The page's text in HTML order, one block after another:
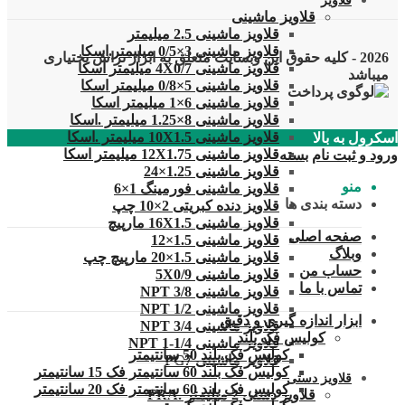
قلاویز ماشینی
قلاویز ماشینی 2.5 میلیمتر
قلاویز ماشینی 3×0/5 میلیمتر.اسکا
قلاویز ماشینی 4X0/7 میلیمتر اسکا
قلاویز ماشینی 5×0/8 میلیمتر اسکا
قلاویز ماشینی 6×1 میلیمتر اسکا
قلاویز ماشینی 8×1.25 میلیمتر .اسکا
قلاویز ماشینی 10X1.5 میلیمتر .اسکا
قلاویز ماشینی 12X1.75 میلیمتر اسکا
قلاویز ماشینی 1.25×24
قلاویز ماشینی فورمینگ 1×6
قلاویز دنده کبریتی 2×10 چپ
قلاویز ماشینی 16X1.5 مارپیچ
قلاویز ماشینی 1.5×12
قلاویز ماشینی 1.5×20 مارپیچ چپ
قلاویز ماشینی 5X0/9
قلاویز ماشینی 3/8 NPT
قلاویز ماشینی 1/2 NPT
قلاویز ماشینی 3/4 NPT
قلاویز ماشینی 1/4-1 NPT
قلاویز ماشینی PG7
قلاویز دستی
قلاویز دستی 2 میلیمتر .FRA
2026 - کلیه حقوق این وبسایت متعلق به ابزار تراش بختیاری
میباشد
اسکرول به بالا
ورود و ثبت نام بسته
منو
دسته بندی ها
صفحه اصلی
وبلاگ
حساب من
تماس با ما
ابزار اندازه گیری و دقیق
کولیس فک بلند
کولیس فک بلند 50 سانتیمتر
کولیس فک بلند 60 سانتیمتر فک 15 سانتیمتر
کولیس فک بلند 60 سانتیمتر فک 20 سانتیمتر